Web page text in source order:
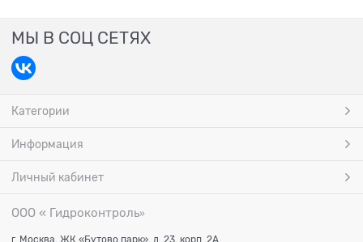
МЫ В СОЦ СЕТЯХ
Категории
Информация
Личный кабинет
ООО « Гидроконтроль»
г. Москва, ЖК «Бутово парк», д. 23, корп. 2А.